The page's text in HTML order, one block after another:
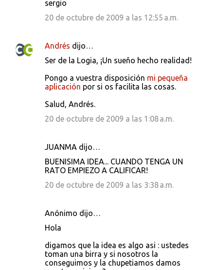
sergio
20 de octubre de 2009 a las 12:55 a.m.
Andrés dijo…
Ser de la Logia, ¡Un sueño hecho realidad!
Pongo a vuestra disposición mi pequeña
aplicación por si os facilita las cosas.
Salud, Andrés.
20 de octubre de 2009 a las 1:08 a.m.
JUANMA dijo…
BUENISIMA IDEA... CUANDO TENGA UN
RATO EMPIEZO A CALIFICAR!
20 de octubre de 2009 a las 3:38 a.m.
Anónimo dijo…
Hola
digamos que la idea es algo asi : ustedes
toman una birra y si nosotros la
conseguimos y la chupetiamos damos